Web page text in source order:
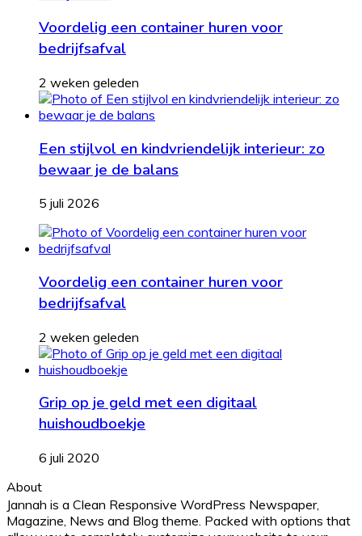
Voordelig een container huren voor
bedrijfsafval
2 weken geleden
Een stijlvol en kindvriendelijk interieur: zo
bewaar je de balans
5 juli 2026
Voordelig een container huren voor
bedrijfsafval
2 weken geleden
Grip op je geld met een digitaal
huishoudboekje
6 juli 2020
About
Jannah is a Clean Responsive WordPress Newspaper,
Magazine, News and Blog theme. Packed with options that